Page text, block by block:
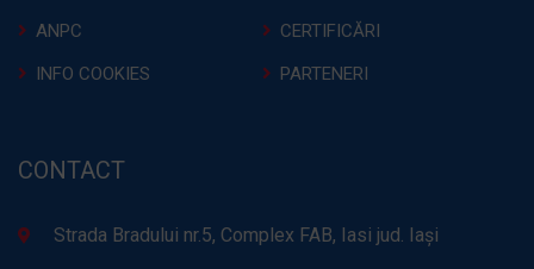
ANPC
CERTIFICĂRI
INFO COOKIES
PARTENERI
CONTACT
Strada Bradului nr.5, Complex FAB, Iasi jud. Iași